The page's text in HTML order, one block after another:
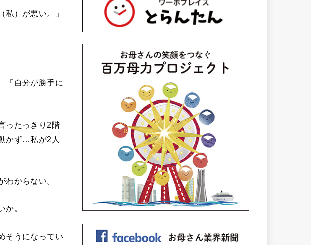
）が悪い。」
「自分が勝手に
ったっきり2階
かず…私が2人
からない。
か。
そうになってい